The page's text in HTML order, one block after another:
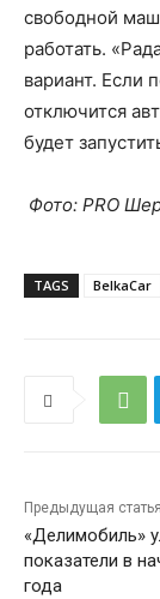
свободной
работать.
вариант. Если
отключится
будет
Фото: PRO
TAGS BelkaCar
Предыдущая статья
«Делимобиль»
показатели в
года